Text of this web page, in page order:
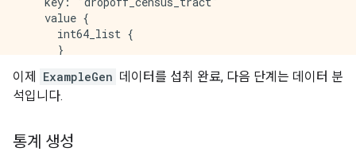
    value {
      int64_list {
      }
  }
  feature {
      int64_list {
이제 ExampleGen 데이터를 섭취 완료, 다음 단계는 데이터 분
석입니다.
통계 생성